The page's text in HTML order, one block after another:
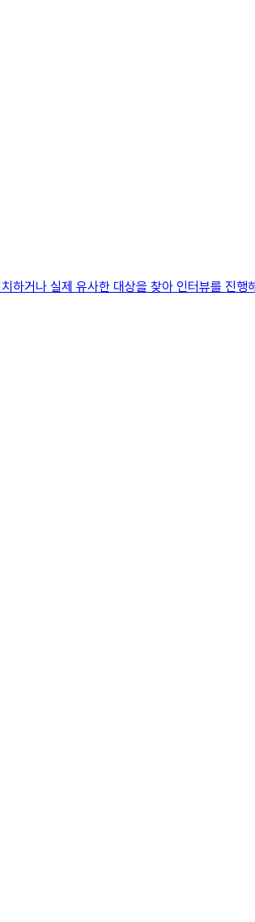
하거나 실제 유사한 대상을 찾아 인터뷰를 진